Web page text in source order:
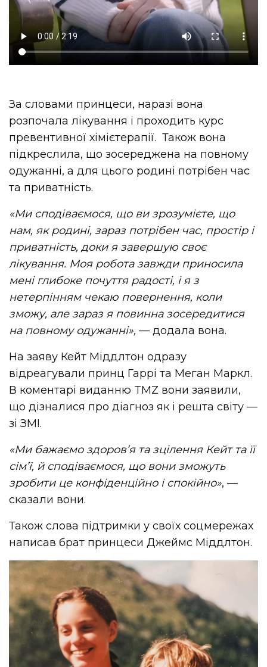
За словами принцеси, наразі вона
розпочала лікування і проходить курс
превентивної хімієтерапії. Також вона
підкреслила, що зосереджена на повному
одужанні, а для цього родині потрібен час
та приватність.
«Ми сподіваємося, що ви зрозумієте, що
нам, як родині, зараз потрібен час, простір і
приватність, доки я завершую своє
лікування. Моя робота завжди приносила
мені глибоке почуття радості, і я з
нетерпінням чекаю повернення, коли
зможу, але зараз я повинна зосередитися
на повному одужанні», — додала вона.
На заяву Кейт Міддлтон одразу
відреагували принц Гаррі та Меган Маркл.
В коментарі виданню TMZ вони заявили,
що дізналися про діагноз як і решта світу —
зі ЗМІ.
«Ми бажаємо здоров’я та зцілення Кейт та її
сім’ї, й сподіваємося, що вони зможуть
зробити це конфіденційно і спокійно», —
сказали вони.
Також слова підтримки у своїх соцмережах
написав брат принцеси Джеймс Міддлтон.